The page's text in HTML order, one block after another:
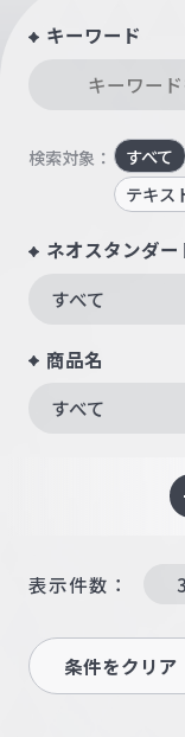
キーワード
検索対象： すべて
テキス
ネオスタンダー
すべて
商品名
すべて
表示件数：
条件をクリア